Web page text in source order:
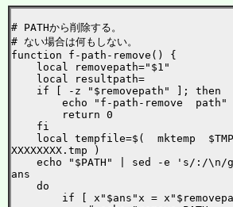
# PATHから削除する。
# ない場合は何もしない。
function f-path-remove() {
XXXXXXXX.tmp )
ans